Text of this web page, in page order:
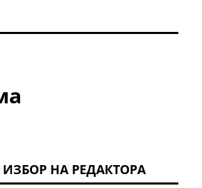
ИЗБОР НА РЕДАКТОРА